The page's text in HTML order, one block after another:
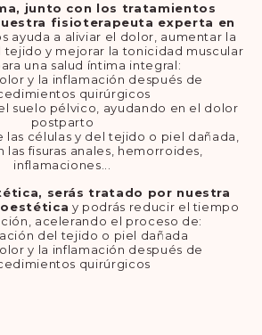
junto con los tratamientos
fisioterapeuta experta en
ayuda a aliviar el dolor, aumentar la
tejido y mejorar la tonicidad muscular
una salud íntima integral:
y la inflamación después de
quirúrgicos
suelo pélvico, ayudando en el dolor
postparto
las células y del tejido o piel dañada,
las fisuras anales, hemorroides,
inflamaciones...
serás tratado por nuestra
y podrás reducir el tiempo
acelerando el proceso de:
del tejido o piel dañada
y la inflamación después de
quirúrgicos